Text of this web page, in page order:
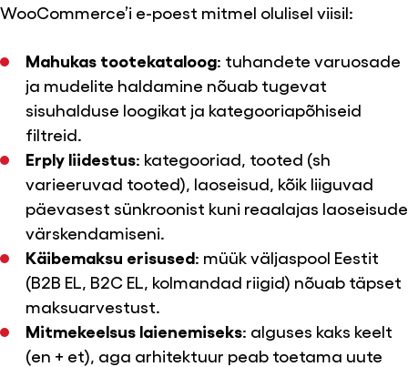
WooCommerce’i e-poest mitmel olulisel viisil:
Mahukas tootekataloog: tuhandete varuosade
ja mudelite haldamine nõuab tugevat
sisuhalduse loogikat ja kategooriapõhiseid
filtreid.
Erply liidestus: kategooriad, tooted (sh
varieeruvad tooted), laoseisud, kõik liiguvad
päevasest sünkroonist kuni reaalajas laoseisude
värskendamiseni.
Käibemaksu erisused: müük väljaspool Eestit
(B2B EL, B2C EL, kolmandad riigid) nõuab täpset
maksuarvestust.
Mitmekeelsus laienemiseks: alguses kaks keelt
(en + et), aga arhitektuur peab toetama uute